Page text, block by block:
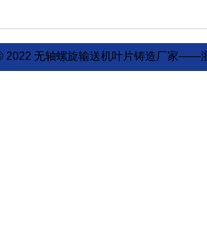
2022 无轴螺旋输送机叶片铸造厂家——